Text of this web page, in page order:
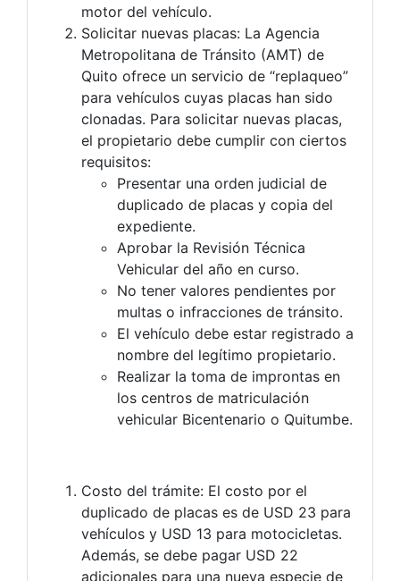
motor del vehículo.
Solicitar nuevas placas: La Agencia
Metropolitana de Tránsito (AMT) de
Quito ofrece un servicio de “replaqueo”
para vehículos cuyas placas han sido
clonadas. Para solicitar nuevas placas,
el propietario debe cumplir con ciertos
requisitos:
Presentar una orden judicial de
duplicado de placas y copia del
expediente.
Aprobar la Revisión Técnica
Vehicular del año en curso.
No tener valores pendientes por
multas o infracciones de tránsito.
El vehículo debe estar registrado a
nombre del legítimo propietario.
Realizar la toma de improntas en
los centros de matriculación
vehicular Bicentenario o Quitumbe.
Costo del trámite: El costo por el
duplicado de placas es de USD 23 para
vehículos y USD 13 para motocicletas.
Además, se debe pagar USD 22
adicionales para una nueva especie de